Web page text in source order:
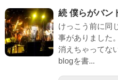
続 僕らがバン
けっこう前に同
事がありました
消えちゃってな
blogを書...